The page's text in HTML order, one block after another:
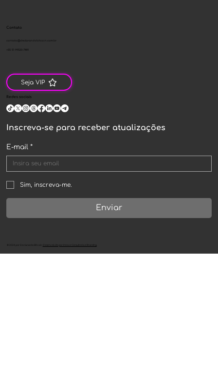
Contato
contato@declarandobitcoin.com.br
+55 51 99520-7881
Redes sociais
Seja VIP
Inscreva-se para receber atualizações
E-mail *
Sim, inscreva-me.
Enviar
Desenvolvido por Innove Consultoria e Branding